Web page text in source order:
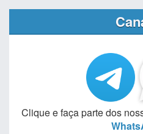
Clique e faça parte dos